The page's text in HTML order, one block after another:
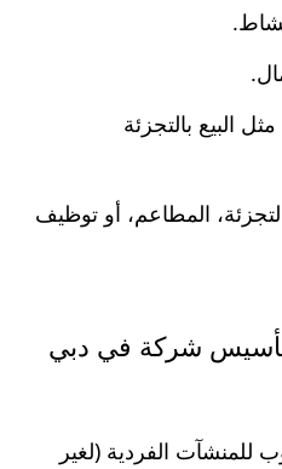
البيع بالتجزئة
المطاعم، أو توظيف
شركة في دبي
الفردية (لغير